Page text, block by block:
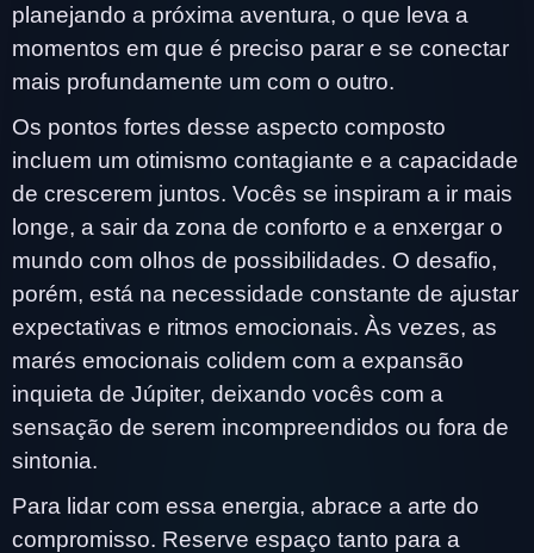
planejando a próxima aventura, o que leva a
momentos em que é preciso parar e se conectar
mais profundamente um com o outro.
Os pontos fortes desse aspecto composto
incluem um otimismo contagiante e a capacidade
de crescerem juntos. Vocês se inspiram a ir mais
longe, a sair da zona de conforto e a enxergar o
mundo com olhos de possibilidades. O desafio,
porém, está na necessidade constante de ajustar
expectativas e ritmos emocionais. Às vezes, as
marés emocionais colidem com a expansão
inquieta de Júpiter, deixando vocês com a
sensação de serem incompreendidos ou fora de
sintonia.
Para lidar com essa energia, abrace a arte do
compromisso. Reserve espaço tanto para a